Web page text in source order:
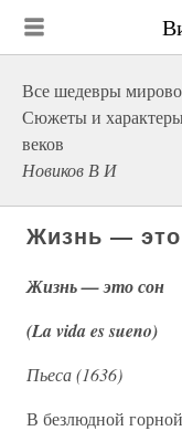
Все шедевры
Сюжеты и
веков
Новиков В И
Жизнь — это
Жизнь — это сон
(La vida es sueno)
Пьеса (1636)
В безлюдной